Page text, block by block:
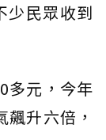
少民眾收到
多元，今年
升六倍，